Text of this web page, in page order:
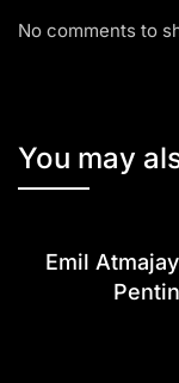
No comments to
You may
Emil